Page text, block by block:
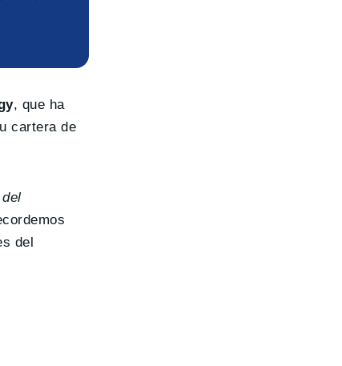
, que ha
cartera de
del